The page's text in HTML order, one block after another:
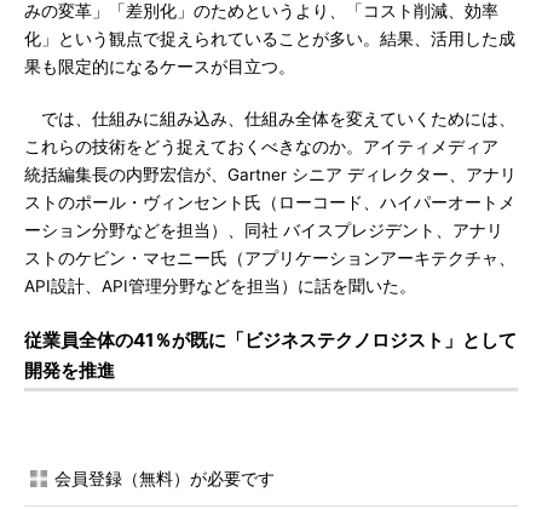
みの変革」「差別化」のためというより、「コスト削減、効率
化」という観点で捉えられていることが多い。結果、活用した成
果も限定的になるケースが目立つ。
では、仕組みに組み込み、仕組み全体を変えていくためには、
これらの技術をどう捉えておくべきなのか。アイティメディア
統括編集長の内野宏信が、Gartner シニア ディレクター、アナリ
ストのポール・ヴィンセント氏（ローコード、ハイパーオートメ
ーション分野などを担当）、同社 バイスプレジデント、アナリ
ストのケビン・マセニー氏（アプリケーションアーキテクチャ、
API設計、API管理分野などを担当）に話を聞いた。
従業員全体の41％が既に「ビジネステクノロジスト」として
開発を推進
会員登録（無料）が必要です